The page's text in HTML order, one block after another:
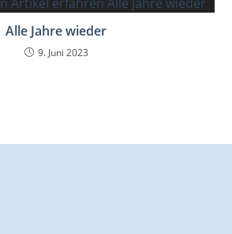
Alle Jahre wieder
9. Juni 2023